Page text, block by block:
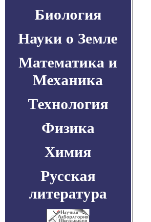
Биология
Науки о Земле
Математика и
Механика
Технология
Физика
Химия
Русская
литература